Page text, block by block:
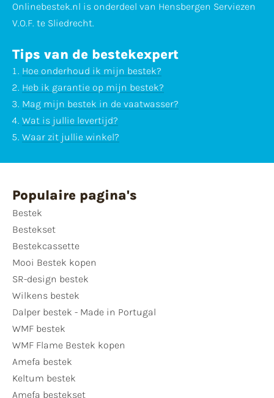
Onlinebestek.nl is onderdeel van Hensbergen Serviezen
V.O.F. te Sliedrecht.
Tips van de bestekexpert
Hoe onderhoud ik mijn bestek?
Heb ik garantie op mijn bestek?
Mag mijn bestek in de vaatwasser?
Wat is jullie levertijd?
Waar zit jullie winkel?
Populaire pagina's
Bestek
Bestekset
Bestekcassette
Mooi Bestek kopen
SR-design bestek
Wilkens bestek
Dalper bestek - Made in Portugal
WMF bestek
WMF Flame Bestek kopen
Amefa bestek
Keltum bestek
Amefa bestekset